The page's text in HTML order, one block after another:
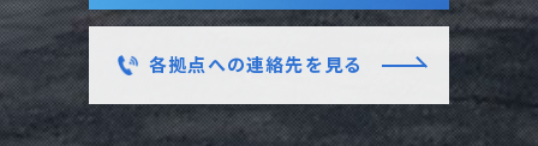
各拠点への連絡先を見る